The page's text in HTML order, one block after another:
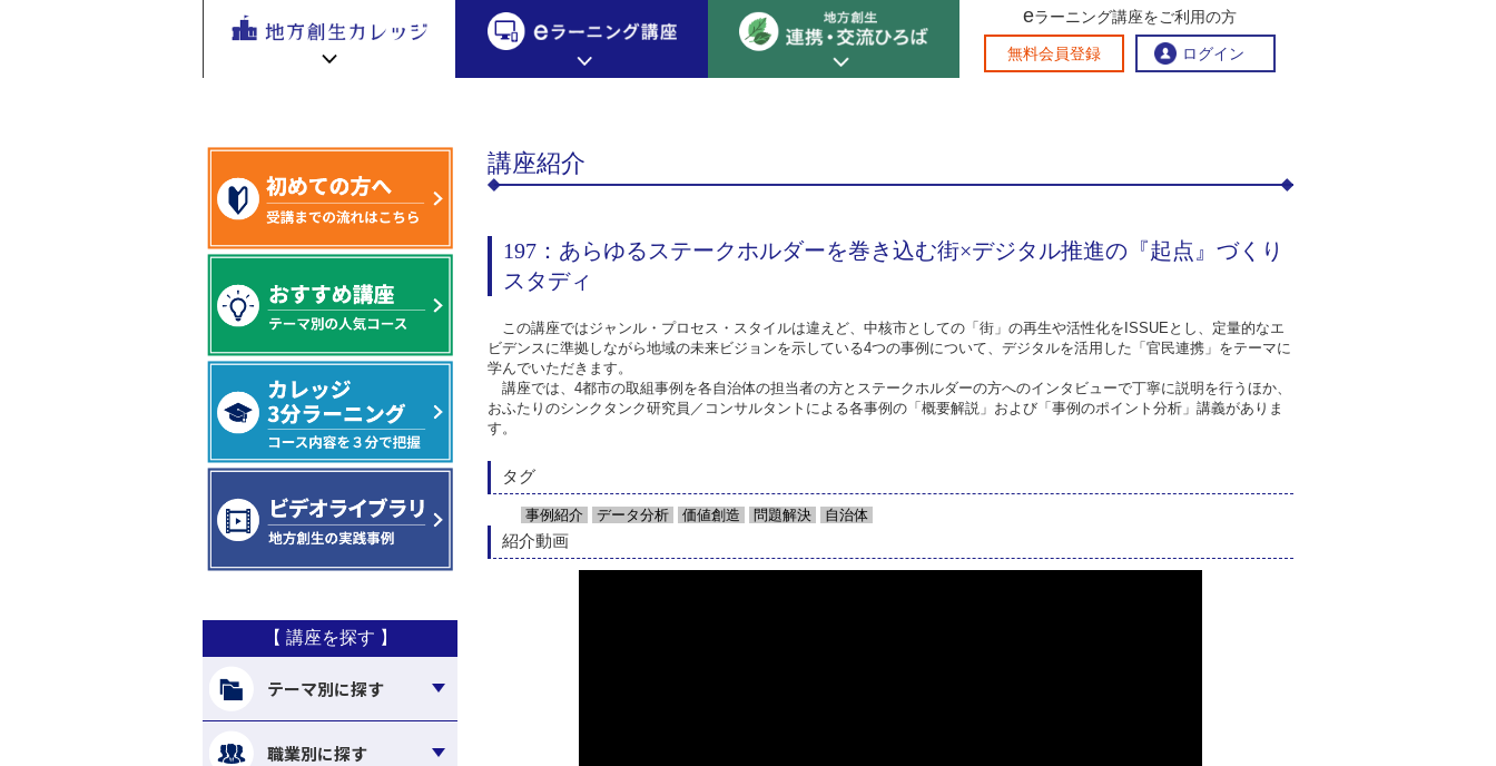
地方創生カレッジ
地方創生カレッジ HOME
新着情報
地方創生カレッジ活用の流れ eラーニング講座 HOME 官民連携講座
ビデオライブラリ
eラーニング講座
e ラーニング講座 HOME
初めての方へ
連携交流ひろば
連携・交流ひろば HOME
連携・交流ひろばについて
全国で活躍する地方創生専門人材 地方創生の実践事例紹介 地方創生に役立つコンテンツ集
地方創生応援プロジェクト
eラーニング講座をご利用の方
無料会員登録 ログイン
地方創生
を無料eラ
講座が200
総合プロデューサー 専門編 総合プロデューサー 概論
>197：あらゆるステークホルダーを巻き込む街×デジタル推進の『起
点』づくりスタディ
【 講座を探す 】
テーマ別に探す
職業別に探す
講座紹介
197：あらゆるステークホルダーを巻き込む街×デジタル推進の『起点』づくり
スタディ
この講座ではジャンル・プロセス・スタイルは違えど、中核市としての「街」の再生や活性化をISSUEとし、定量的なエ
ビデンスに準拠しながら地域の未来ビジョンを示している4つの事例について、デジタルを活用した「官民連携」をテーマに
学んでいただきます。
講座では、4都市の取組事例を各自治体の担当者の方とステークホルダーの方へのインタビューで丁寧に説明を行うほか、
おふたりのシンクタンク研究員／コンサルタントによる各事例の「概要解説」および「事例のポイント分析」講義がありま
す。
タグ
事例紹介 データ分析 価値創造 問題解決 自治体
紹介動画